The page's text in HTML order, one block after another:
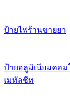
ป้ายไฟร้านขายยา
ป้ายอลูมิเนียมคอ
เมทัลชีท